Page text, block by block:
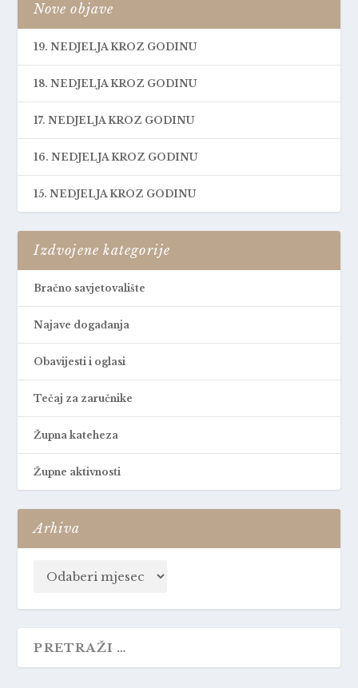
Nove objave
19. NEDJELJA KROZ GODINU
18. NEDJELJA KROZ GODINU
17. NEDJELJA KROZ GODINU
16. NEDJELJA KROZ GODINU
15. NEDJELJA KROZ GODINU
Izdvojene kategorije
Bračno savjetovalište
Najave događanja
Obavijesti i oglasi
Tečaj za zaručnike
Župna kateheza
Župne aktivnosti
Arhiva